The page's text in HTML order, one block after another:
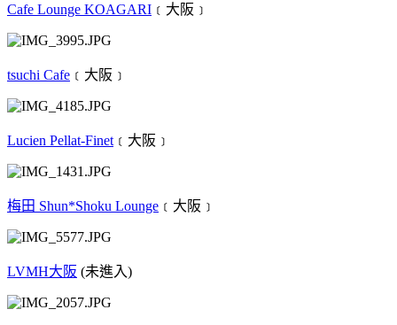
Cafe Lounge KOAGARI ﹝大阪﹞
tsuchi Cafe ﹝大阪﹞
Lucien Pellat-Finet ﹝大阪﹞
梅田 Shun*Shoku Lounge ﹝大阪﹞
LVMH大阪 (未進入)